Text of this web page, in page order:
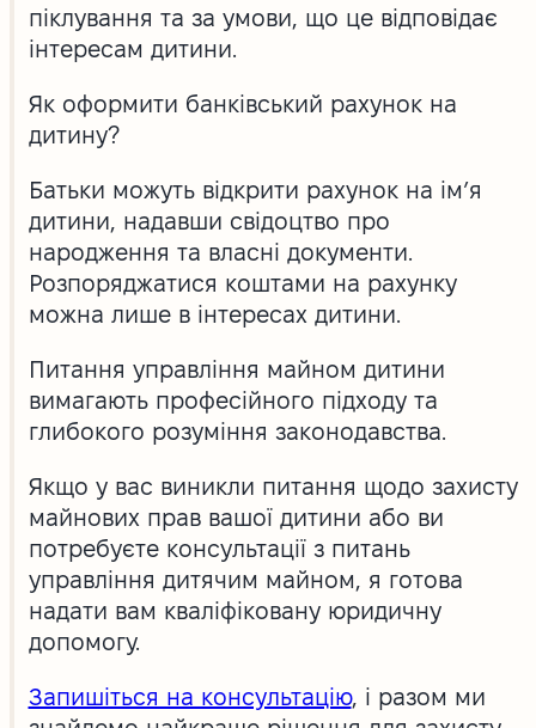
піклування та за умови, що це відповідає
інтересам дитини.
Як оформити банківський рахунок на
дитину?
Батьки можуть відкрити рахунок на ім’я
дитини, надавши свідоцтво про
народження та власні документи.
Розпоряджатися коштами на рахунку
можна лише в інтересах дитини.
Питання управління майном дитини
вимагають професійного підходу та
глибокого розуміння законодавства.
Якщо у вас виникли питання щодо захисту
майнових прав вашої дитини або ви
потребуєте консультації з питань
управління дитячим майном, я готова
надати вам кваліфіковану юридичну
допомогу.
Запишіться на консультацію, і разом ми